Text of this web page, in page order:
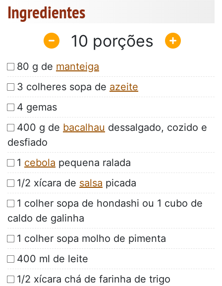
Ingredientes
10
80 g de manteiga
3 colheres sopa de azeite
4 gemas
400 g de bacalhau dessalgado, cozido e
desfiado
1 cebola pequena ralada
1/2 xícara de salsa picada
1 colher sopa de hondashi ou 1 cubo de
caldo de galinha
1 colher sopa molho de pimenta
400 ml de leite
1/2 xícara chá de farinha de trigo